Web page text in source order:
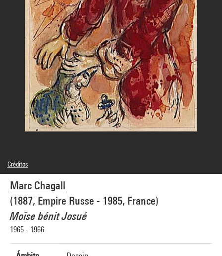
Marc Chagall
(1887, Empire Russe - 1985, France)
Moïse bénit Josué
1965 - 1966
Créditos
© Adagp, Paris
Créditos fotográficos : Gérard Blot - Agence photographique de la Réunion des
Musées Nationaux - Grand Palais des Champs Elysées
Referencia de la imagen : 5A05514